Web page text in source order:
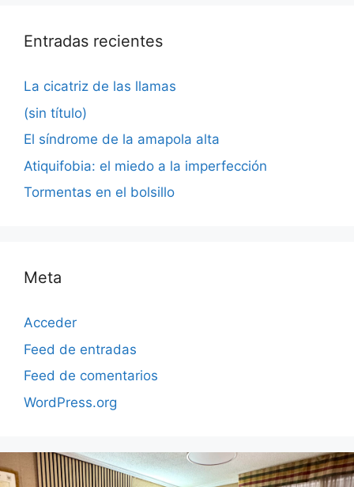
Entradas recientes
La cicatriz de las llamas
(sin título)
El síndrome de la amapola alta
Atiquifobia: el miedo a la imperfección
Tormentas en el bolsillo
Meta
Acceder
Feed de entradas
Feed de comentarios
WordPress.org